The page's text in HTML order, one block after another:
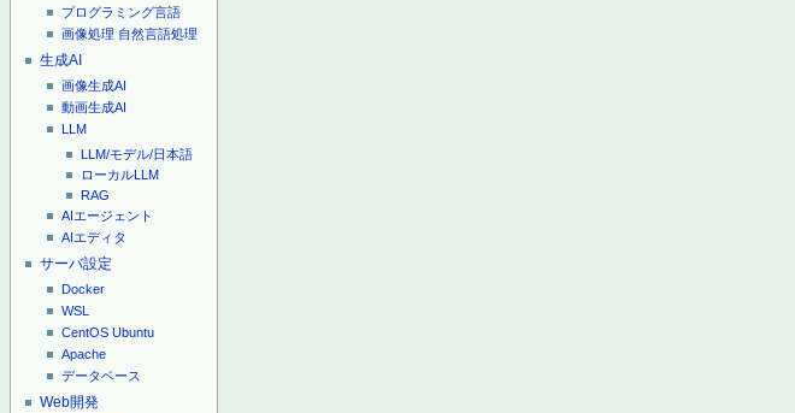
プログラミング言語
画像処理 自然言語処理
生成AI
画像生成AI
動画生成AI
LLM
LLM/モデル/日本語
ローカルLLM
RAG
AIエージェント
AIエディタ
サーバ設定
Docker
WSL
CentOS Ubuntu
Apache
データベース
Web開発